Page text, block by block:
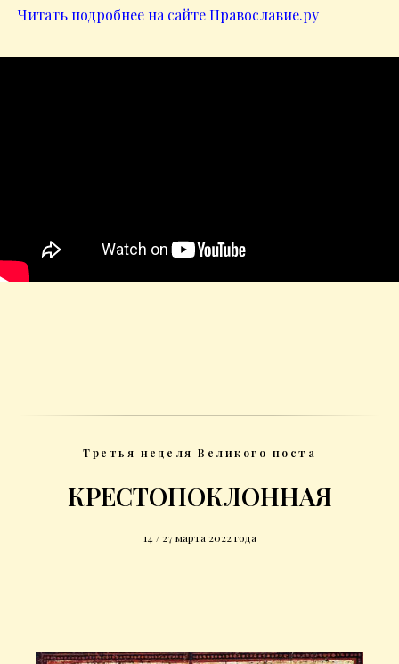
Читать подробнее на сайте Православие.ру
Третья неделя Великого поста
КРЕСТОПОКЛОННАЯ
14 / 27 марта 2022 года